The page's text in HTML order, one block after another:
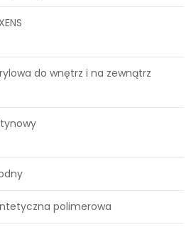
do wnętrz i na zewnątrz
polimerowa